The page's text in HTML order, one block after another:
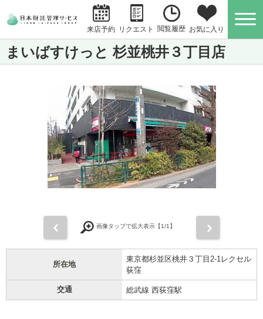
来店予約 リクエスト 閲覧履歴 お気に入り
まいばすけっと 杉並桃井３丁目店
画像タップで拡大表示【1/1】
所在地
東京都杉並区桃井３丁目2-1レクセル
荻窪
交通 総武線 西荻窪駅